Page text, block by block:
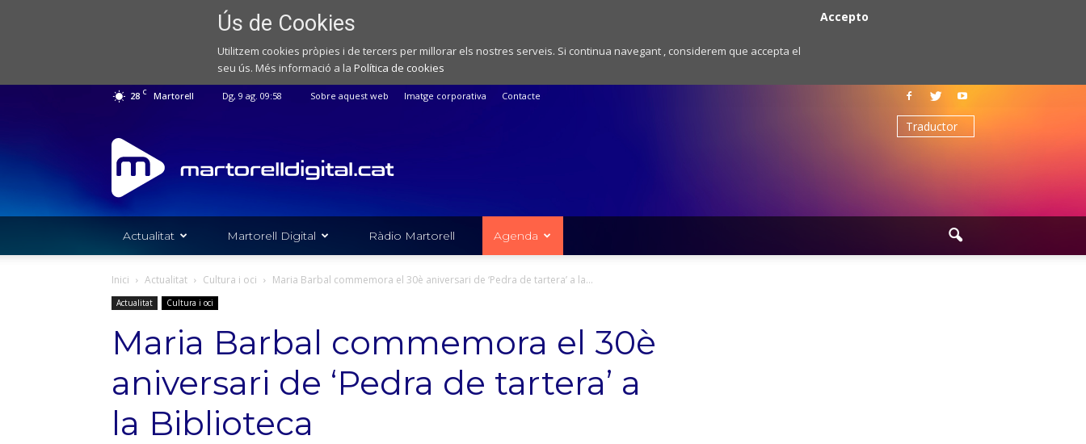
Ús de Cookies
Utilitzem cookies pròpies i de tercers per millorar els nostres serveis. Si continua navegant , considerem que accepta el
seu ús. Més informació a la Política de cookies
Accepto
28 C Martorell Dg, 9 ag. 09:58 Sobre aquest web Imatge corporativa Contacte
Web
de
notícies
de
l'Ajuntament
Martorell
Actualitat Martorell Digital Ràdio Martorell Agenda
Inici Actualitat Cultura i oci Maria Barbal commemora el 30è aniversari de ‘Pedra de tartera’ a la...
Actualitat Cultura i oci
Maria Barbal commemora el 30è
aniversari de ‘Pedra de tartera’ a
la Biblioteca